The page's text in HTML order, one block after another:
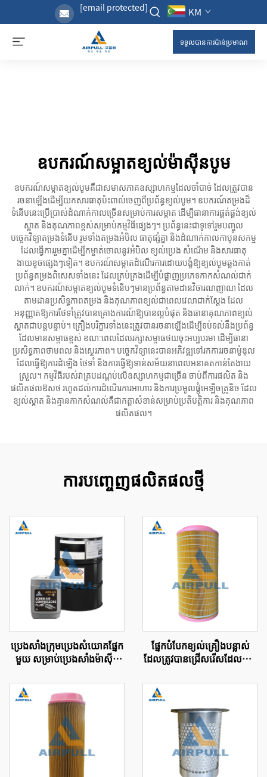
[email protected] KM
ទទួលបានការប៉ាន់ប្រមាណ
ឧបករណ៍សម្អាតខ្យល់ម៉ាស៊ីនបូម
ឧបករណ៍សម្អាតខ្យល់បូមគឺជាសមាសភាគឧស្សាហកម្មដែលចាំបាច់ ដែលត្រូវបាន
រចនាឡើងដើម្បីយកសារធាតុប៉ះពាល់ចេញពីប្រព័ន្ធខ្យល់បូម។ ឧបករណ៍តម្រងដ៏
ទំនើបនេះប្រើប្រាស់ដំណាក់កាលច្រើនសម្រាប់ការសម្អាត ដើម្បីធានាការផ្គត់ផ្គង់ខ្យល់
ស្អាត និងគុណភាពខ្ពស់សម្រាប់កម្មវិធីផ្សេងៗ។ ប្រព័ន្ធនេះជាទូទៅរួមបញ្ចូល
បច្ចេកវិទ្យាតម្រងទំនើប រួមទាំងតម្រងអំបិល ធាតុផ្សំគ្នា និងដំណាក់កាលកាបូនសកម្ម
ដែលធ្វើការរួមគ្នាដើម្បីកម្ចាត់ចោលនូវអំបិល ខ្យល់ប្រេង សំណើម និងសារធាតុ
ងាយខូចផ្សេងៗទៀត។ ឧបករណ៍សម្អាតដំណើរការដោយបង្ខំឱ្យខ្យល់បូមឆ្លងកាត់
ប្រព័ន្ធតម្រងពិសេសទាំងនេះ ដែលគ្រប់គ្រងដើម្បីបំផ្លាញប្រភេទកាកសំណល់ជាក់
លាក់។ ឧបករណ៍សម្អាតខ្យល់បូមទំនើបៗមានប្រព័ន្ធតាមដានវិចារណញាណ ដែល
តាមដានប្រសិទ្ធភាពតម្រង និងគុណភាពខ្យល់ជាពេលវេលាជាក់ស្តែង ដែល
អនុញ្ញាតឱ្យការថែទាំត្រូវបានគ្រោងការណ៍ឱ្យបានល្អបំផុត និងធានាគុណភាពខ្យល់
ស្អាតជាបន្តបន្ទាប់។ គ្រឿងបរិក្ខារទាំងនេះត្រូវបានរចនាឡើងដើម្បីទប់ទល់នឹងប្រព័ន្ធ
ដែលមានសម្ពាធ​ខ្ពស់ ខណៈពេលដែលរក្សាសម្ពាធថយចុះអប្បបរមា ដើម្បីធានា
ប្រសិទ្ធភាពថាមពល និងស្ថេរភាព។ បច្ចេកវិទ្យានេះបានអភិវឌ្ឍទៅរកការរចនាម៉ូឌុល
ដែលធ្វើឱ្យការដំឡើង ថែទាំ និងការធ្វើឱ្យទាន់សម័យនាពេលអនាគតកាន់តែងាយ
ស្រួល។ កម្មវិធីរបស់វាគ្របដណ្តប់លើឧស្សាហកម្មជាច្រើន ចាប់ពីការផលិត និង
ផលិតផលឱសថ រហូតដល់ការដំណើរការអាហារ និងការប្រមូលផ្តុំអេឡិចត្រូនិច ដែល
ខ្យល់ស្អាត និងគ្មានកាកសំណល់គឺជាកត្តាសំខាន់សម្រាប់ប្រតិបត្តិការ និងគុណភាព
ផលិតផល។
ការបញ្ចេញផលិតផលថ្មី
ប្រេង​សាំងក្រុម​ប្រេង​សំយោគ​ផ្នែក​
មួយ សម្រាប់​ប្រេង​សាំង​ម៉ាស៊ីន​
ផ្នែកបំបែកខ្យល់គ្រឿងបន្លាស់
ដែលត្រូវបានជ្រើសរើសដែលអាច
ខ្យល់ធាតុតម្រាមខ្យល់ធាតុតម្រាម